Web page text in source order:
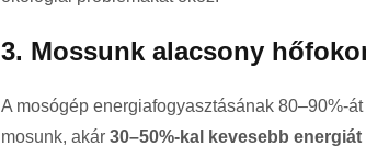
3. Mossunk alacsony
A mosógép energiafogyasztásának 80–90%-
mosunk, akár 30–50%-kal kevesebb energiát